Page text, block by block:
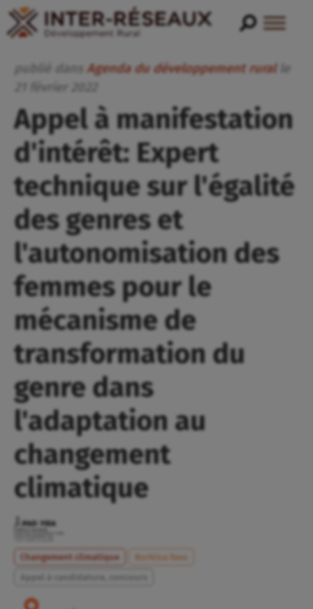
publié dans Agenda du développement rural
le
février
Appel à manifestation
d'intérêt: Expert
technique sur l'égalité
des genres et
l'autonomisation des
femmes pour le
mécanisme de
transformation du
genre dans
l'adaptation au
changement
climatique
Changement climatique
Burkina Faso